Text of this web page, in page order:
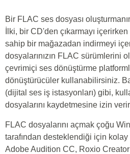
Bir FLAC ses dosyası
İlki, bir CD'den çıkarmayı
sahip bir mağazadan indirmeyi
dosyalarınızın FLAC sürümlerini
çevrimiçi ses dönüştürme
dönüştürücüler kullanabilirsiniz.
(dijital ses iş istasyonları) gibi,
dosyalarını kaydetmesine izin
FLAC dosyalarını açmak çoğu
tarafından desteklendiği için kolay
Adobe Audition CC, Roxio